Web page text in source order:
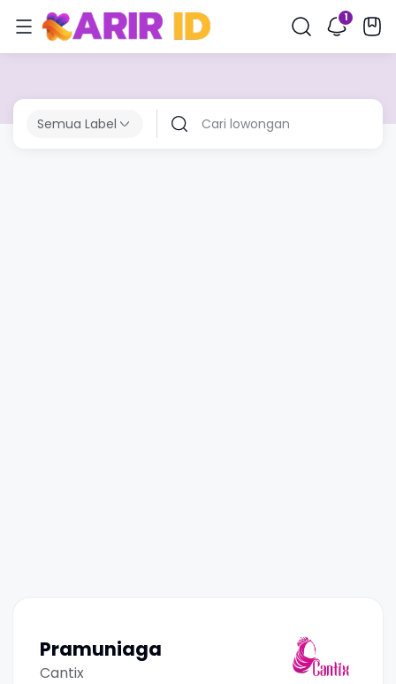
Semua Label
Pramuniaga
Cantix